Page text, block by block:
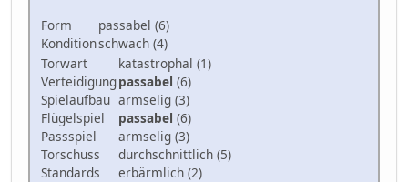
Form
passabel (6)
Konditionschwach (4)
Torwart
katastrophal (1)
Verteidigungpassabel (6)
Spielaufbau armselig (3)
Flügelspiel
passabel (6)
Passspiel
armselig (3)
Torschuss
durchschnittlich (5)
Standards
erbärmlich (2)